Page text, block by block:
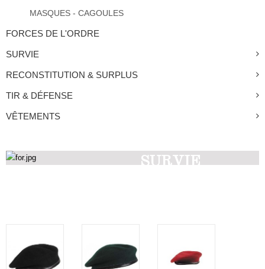
MASQUES - CAGOULES
FORCES DE L'ORDRE
SURVIE
RECONSTITUTION & SURPLUS
TIR & DÉFENSE
VÊTEMENTS
SURVIE